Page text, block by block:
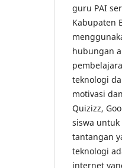
guru PAI
Kabupaten
hubungan
teknologi
motivasi
Quizizz,
siswa
tantangan
teknologi
internet